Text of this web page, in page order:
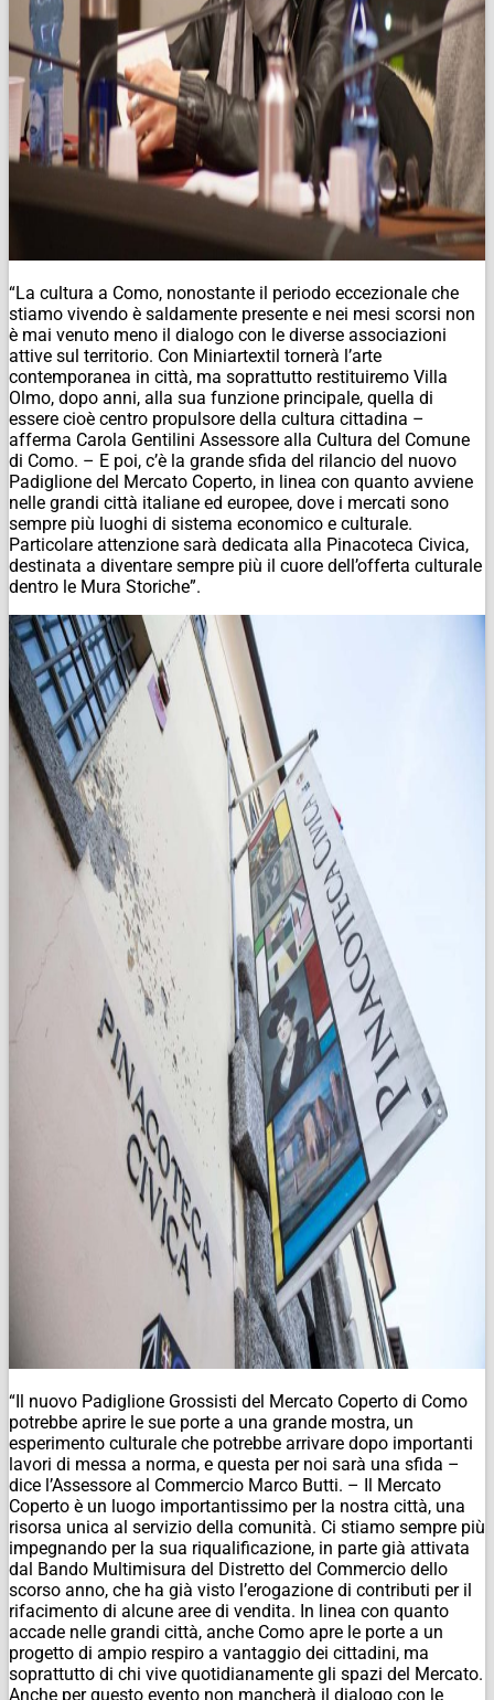
“La cultura a Como, nonostante il periodo eccezionale che
stiamo vivendo è saldamente presente e nei mesi scorsi non
è mai venuto meno il dialogo con le diverse associazioni
attive sul territorio. Con Miniartextil tornerà l’arte
contemporanea in città, ma soprattutto restituiremo Villa
Olmo, dopo anni, alla sua funzione principale, quella di
essere cioè centro propulsore della cultura cittadina –
afferma Carola Gentilini Assessore alla Cultura del Comune
di Como. – E poi, c’è la grande sfida del rilancio del nuovo
Padiglione del Mercato Coperto, in linea con quanto avviene
nelle grandi città italiane ed europee, dove i mercati sono
sempre più luoghi di sistema economico e culturale.
Particolare attenzione sarà dedicata alla Pinacoteca Civica,
destinata a diventare sempre più il cuore dell’offerta culturale
dentro le Mura Storiche”.
“Il nuovo Padiglione Grossisti del Mercato Coperto di Como
potrebbe aprire le sue porte a una grande mostra, un
esperimento culturale che potrebbe arrivare dopo importanti
lavori di messa a norma, e questa per noi sarà una sfida –
dice l’Assessore al Commercio Marco Butti. – Il Mercato
Coperto è un luogo importantissimo per la nostra città, una
risorsa unica al servizio della comunità. Ci stiamo sempre più
impegnando per la sua riqualificazione, in parte già attivata
dal Bando Multimisura del Distretto del Commercio dello
scorso anno, che ha già visto l’erogazione di contributi per il
rifacimento di alcune aree di vendita. In linea con quanto
accade nelle grandi città, anche Como apre le porte a un
progetto di ampio respiro a vantaggio dei cittadini, ma
soprattutto di chi vive quotidianamente gli spazi del Mercato.
Anche per questo evento non mancherà il dialogo con le